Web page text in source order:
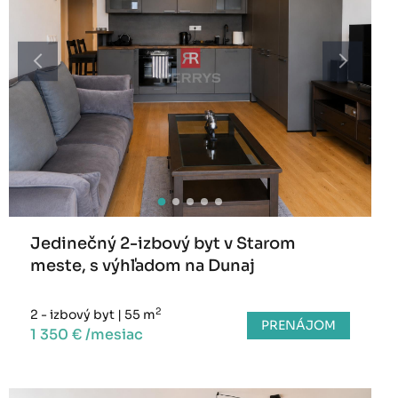
Jedinečný 2-izbový byt v Starom
meste, s výhľadom na Dunaj
2 - izbový byt | 55 m2
1 350 € /mesiac PRENÁJOM